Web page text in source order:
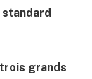
grands